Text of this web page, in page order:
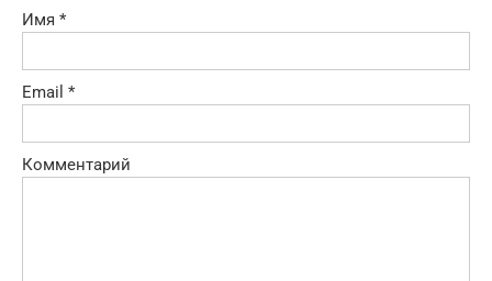
Имя *
Email *
Комментарий